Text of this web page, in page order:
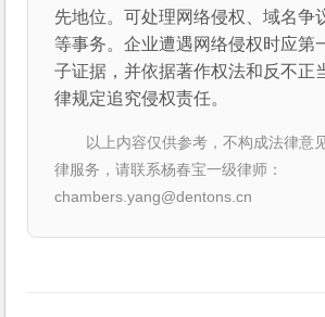
先地位。可处理网络侵权、域名争
等事务。企业遭遇网络侵权时应第
子证据，并依据著作权法和反不正
律规定追究侵权责任。
以上内容仅供参考，不构成法律意
律服务，请联系杨春宝一级律师：
chambers.yang@dentons.cn